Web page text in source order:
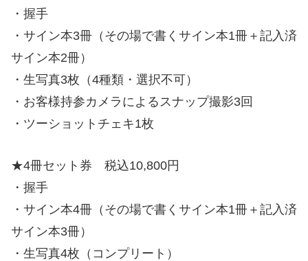
・握手
・サイン本3冊（その場で書くサイン本1冊＋記入済
サイン本2冊）
・生写真3枚（4種類・選択不可）
・お客様持参カメラによるスナップ撮影3回
・ツーショットチェキ1枚
★4冊セット券 税込10,800円
・握手
・サイン本4冊（その場で書くサイン本1冊＋記入済
サイン本3冊）
・生写真4枚（コンプリート）